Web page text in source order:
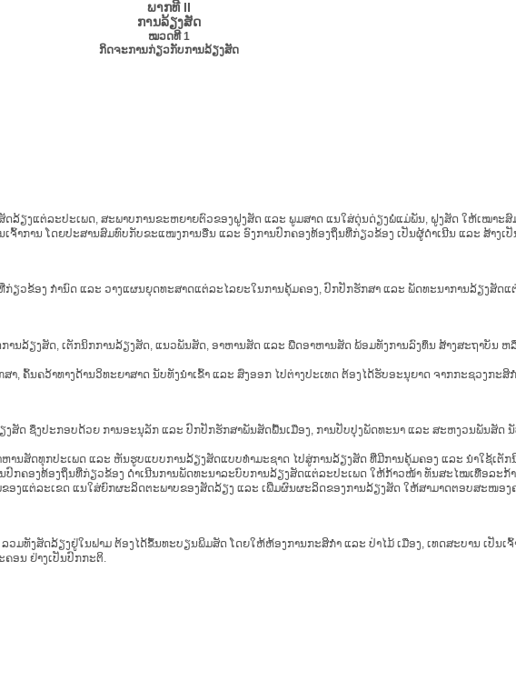
ພາກທີ II
ການລ້ຽງສັດ
ໝວດທີ 1
ກິດຈະການກ່ຽວກັບການລ້ຽງສັດ
ຽງແຕ່ລະປະເພດ, ສະພາບການຂະຫຍາຍຕົວຂອງຝູງສັດ ແລະ ພູມສາດ ແນໃສ່ດຸ່ນດ່ຽງພໍ່ແມ່ພັນ, ຝູງສັດ ໃຫ້ເໝາະສົ
າການ ໂດຍປະສານສົມທົບກັບຂະແໜງການອື່ນ ແລະ ອົງການປົກຄອງທ້ອງຖິ່ນທີ່ກ່ຽວຂ້ອງ ເປັນຜູ້ດຳເນີນ ແລະ ສ້າງ
ວຂ້ອງ ກຳນົດ ແລະ ວາງແຜນຍຸດທະສາດແຕ່ລະໄລຍະໃນການຄຸ້ມຄອງ, ປົກປັກຮັກສາ ແລະ ພັດທະນາການລ້ຽງສັດແ
ນລ້ຽງສັດ, ເຕັກນິກການລ້ຽງສັດ, ແນວພັນສັດ, ອາຫານສັດ ແລະ ພືດອາຫານສັດ ພ້ອມທັງການລົງທຶນ ສ້າງສະຖາບັນ
ຄົ້ນຄວ້າທາງດ້ານວິທະຍາສາດ ນັບທັງນຳເຂົ້າ ແລະ ສົ່ງອອກ ໄປຕ່າງປະເທດ ຕ້ອງໄດ້ຮັບອະນຸຍາດ ຈາກກະຊວງກະສິ
ດ ຊຶ່ງປະກອບດ້ວຍ ການອະນຸລັກ ແລະ ປົກປັກຮັກສາພັນສັດພື້ນເມືອງ, ການປັບປຸງພັດທະນາ ແລະ ສະຫງວນພັນສັດ
ສັດທຸກປະເພດ ແລະ ຫັນຮູບແບບການລ້ຽງສັດແບບທຳມະຊາດ ໄປສູ່ການລ້ຽງສັດ ທີ່ມີການຄຸ້ມຄອງ ແລະ ນຳໃຊ້ເຕັກ
ຄອງທ້ອງຖິ່ນທີ່ກ່ຽວຂ້ອງ ດຳເນີນການພັດທະນາລະບົບການລ້ຽງສັດແຕ່ລະປະເພດ ໃຫ້ກ້າວໜ້າ ທັນສະໄໝເທື່ອລະກ້
ງແຕ່ລະເຂດ ແນໃສ່ຍົກຜະລິດຕະພາບຂອງສັດລ້ຽງ ແລະ ເພີ່ມຜົນຜະລິດຂອງການລ້ຽງສັດ ໃຫ້ສາມາດຕອບສະໜອງ
ມທັງສັດລ້ຽງຢູ່ໃນຟາມ ຕ້ອງໄດ້ຂຶ້ນທະບຽນພິມສັດ ໂດຍໃຫ້ຫ້ອງການກະສິກຳ ແລະ ປ່າໄມ້ ເມືອງ, ເທດສະບານ ເປັນ
ອນ ຢ່າງເປັນປົກກະຕິ.